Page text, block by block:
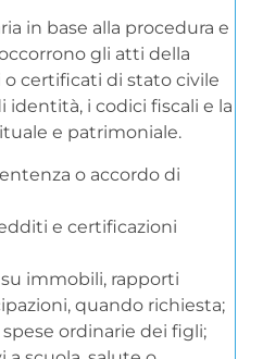
in base alla procedura e
gli atti della
o certificati di stato civile
i codici fiscali e la
e patrimoniale.
o accordo di
e certificazioni
immobili, rapporti
quando richiesta;
ordinarie dei figli;